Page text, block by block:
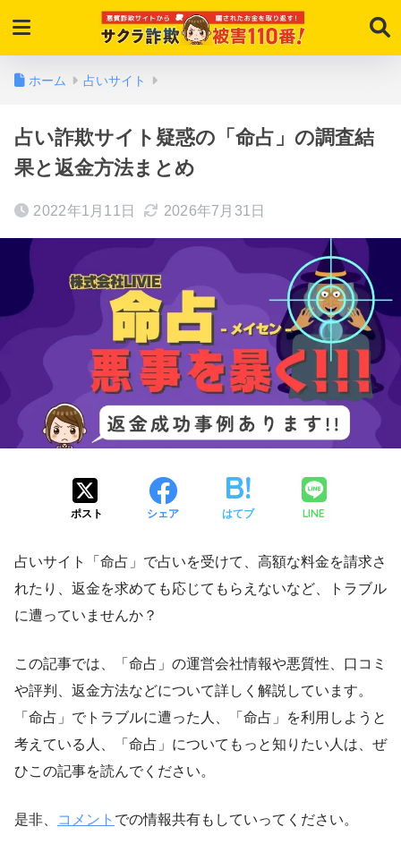
ホーム 占いサイト
占い詐欺サイト疑惑の「命占」の調査結
果と返金方法まとめ
2022年1月11日 2026年7月31日
ポスト シェア はてブ LINE
占いサイト「命占」で占いを受けて、高額な料金を請求さ
れたり、返金を求めても応じてもらえないなど、トラブル
に遭っていませんか？
この記事では、「命占」の運営会社情報や悪質性、口コミ
や評判、返金方法などについて詳しく解説しています。
「命占」でトラブルに遭った人、「命占」を利用しようと
考えている人、「命占」についてもっと知りたい人は、ぜ
ひこの記事を読んでください。
是非、 コメント での情報共有もしていってください。